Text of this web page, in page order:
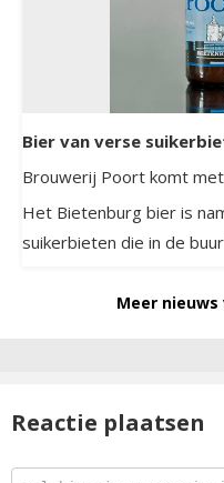
Bier van verse
Brouwerij Poort komt
Het Bietenburg bier is
suikerbieten die in de
Meer
Reactie plaatsen